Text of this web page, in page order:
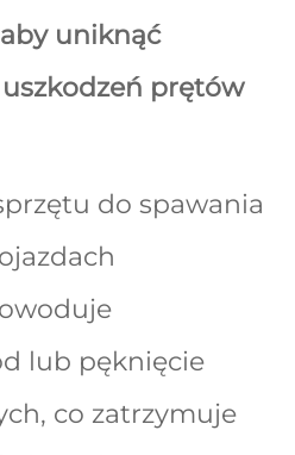
uniknąć
prętów
do spawania
lub pęknięcie
co zatrzymuje